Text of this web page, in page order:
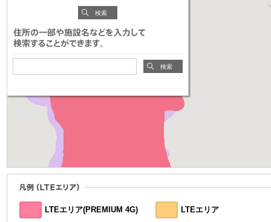
検索
検索
LTEエリア(PREMIUM 4G) LTEエリア